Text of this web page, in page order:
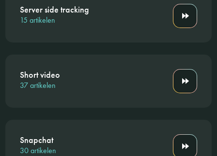
Server side tracking
15 artikelen
Short video
37 artikelen
Snapchat
30 artikelen